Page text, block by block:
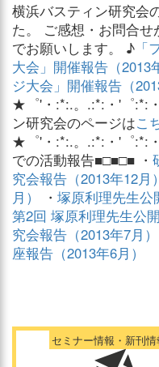
横浜バスティン研究会
た。 ご感想・お問合せ
でお願いします。 ♪
大会」開催報告（2013
ジ大会」開催報告（
★゜'・:*:.。.:*:・'゜:*:
ン研究会のページはこ
★゜'・:*:.。.:*:・'゜:*:
での活動報告■□■□■ ・
究会報告（2013年12月）
月）
・ 塚原利理先生公
第2回 塚原利理先生公
究会報告（2013年7月）
座報告（2013年6月）
セミナー情報・新刊